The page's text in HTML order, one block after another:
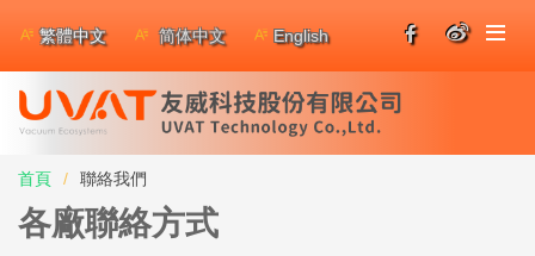
繁體中文 简体中文 English
首頁 聯絡我們
各廠聯絡方式